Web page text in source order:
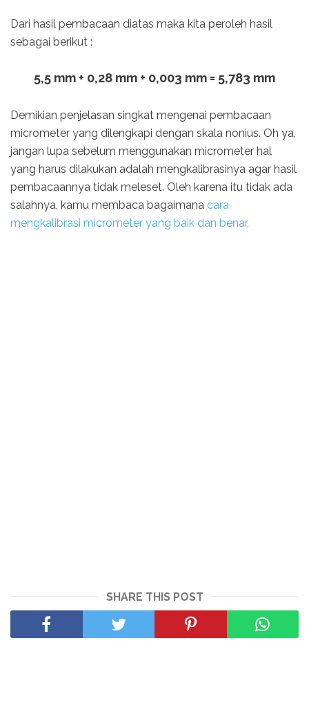
Dari hasil pembacaan diatas maka kita peroleh hasil
sebagai berikut :
5,5 mm + 0,28 mm + 0,003 mm = 5,783 mm
Demikian penjelasan singkat mengenai pembacaan
micrometer yang dilengkapi dengan skala nonius. Oh ya,
jangan lupa sebelum menggunakan micrometer hal
yang harus dilakukan adalah mengkalibrasinya agar hasil
pembacaannya tidak meleset. Oleh karena itu tidak ada
salahnya, kamu membaca bagaimana cara
mengkalibrasi micrometer yang baik dan benar.
SHARE THIS POST